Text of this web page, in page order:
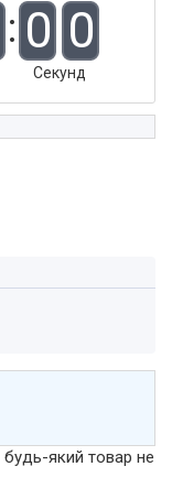
0 0
Секунд
будь-який товар не